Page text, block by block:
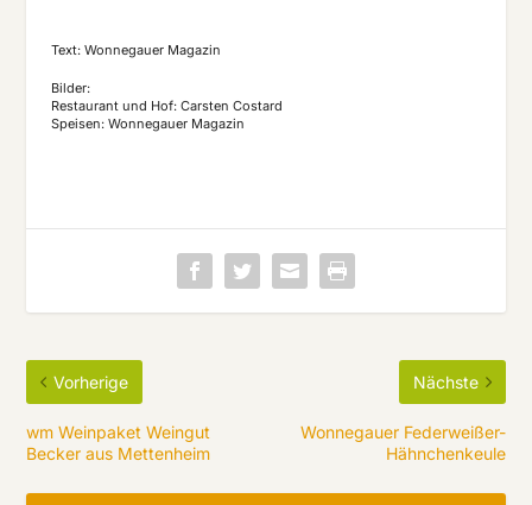
Text: Wonnegauer Magazin
Bilder:
Restaurant und Hof: Carsten Costard
Speisen: Wonnegauer Magazin
Vorherige
wm Weinpaket Weingut
Becker aus Mettenheim
Nächste
Wonnegauer Federweißer-
Hähnchenkeule